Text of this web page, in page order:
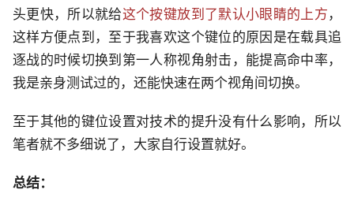
头更快，所以就给这个按键放到了默认小眼睛的上方 ，
这样方便点到，至于我喜欢这个键位的原因是在载具追
逐战的时候切换到第一人称视角射击，能提高命中率，
我是亲身测试过的，还能快速在两个视角间切换。
至于其他的键位设置对技术的提升没有什么影响，所以
笔者就不多细说了，大家自行设置就好。
总结：